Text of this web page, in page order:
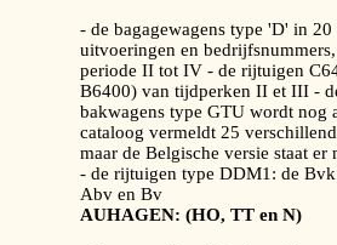
- de bagagewagens type 'D' in
uitvoeringen en
periode II tot IV - de rijtuigen
B6400) van tijdperken II et III -
bakwagens type GTU wordt nog
cataloog vermeldt 25
maar de Belgische versie staat er
- de rijtuigen type DDM1: de Bvk
Abv en Bv
AUHAGEN: (HO, TT en N)